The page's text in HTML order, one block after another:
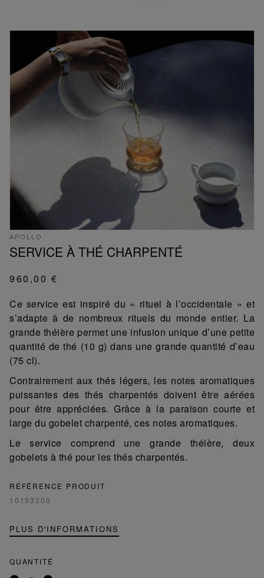
APOLLO
SERVICE À THÉ CHARPENTÉ
960,00 €
Ce service est inspiré du « rituel à l’occidentale » et
s’adapte à de nombreux rituels du monde entier. La
grande théière permet une infusion unique d’une petite
quantité de thé (10 g) dans une grande quantité d’eau
(75 cl).
Contrairement aux thés légers, les notes aromatiques
puissantes des thés charpentés doivent être aérées
pour être appréciées. Grâce à la paraison courte et
large du gobelet charpenté, ces notes aromatiques.
Le service comprend une grande théière, deux
gobelets à thé pour les thés charpentés.
RÉFÉRENCE PRODUIT
10193300
PLUS D'INFORMATIONS
QUANTITÉ